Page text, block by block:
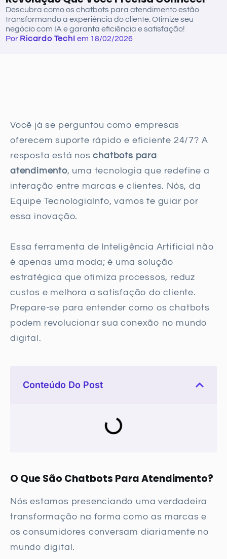
Descubra como os chatbots para atendimento estão
transformando a experiência do cliente. Otimize seu
negócio com IA e garanta eficiência e satisfação!
Por Ricardo TechI em 18/02/2026
Você já se perguntou como empresas
oferecem suporte rápido e eficiente 24/7? A
resposta está noschatbots para
atendimento, uma tecnologia que redefine a
interação entre marcas e clientes. Nós, da
Equipe TecnologiaInfo, vamos te guiar por
essa inovação.
Essa ferramenta de Inteligência Artificial não
é apenas uma moda; é uma solução
estratégica que otimiza processos, reduz
custos e melhora a satisfação do cliente.
Prepare-se para entender como os chatbots
podem revolucionar sua conexão no mundo
digital.
Conteúdo Do Post
O Que São Chatbots Para Atendimento?
Nós estamos presenciando uma verdadeira
transformação na forma como as marcas e
os consumidores conversam diariamente no
mundo digital.